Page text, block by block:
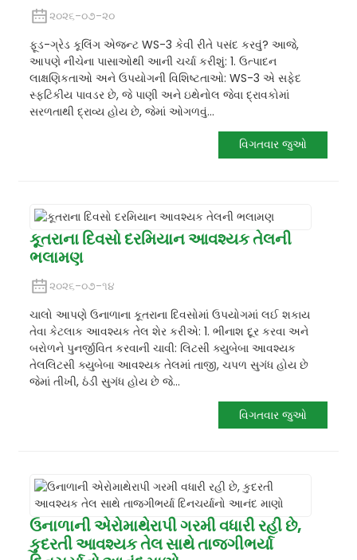
૨૦૨૬-૦૭-૨૦
ફૂડ-ગ્રેડ કૂલિંગ એજન્ટ WS-3 કેવી રીતે પસંદ કરવું? આજે,
આપણે નીચેના પાસાઓથી આની ચર્ચા કરીશું: 1. ઉત્પાદન
લાક્ષણિકતાઓ અને ઉપયોગની વિશિષ્ટતાઓ: WS-3 એ સફેદ
સ્ફટિકીય પાવડર છે, જે પાણી અને ઇથેનોલ જેવા દ્રાવકોમાં
સરળતાથી દ્રાવ્ય હોય છે, જેમાં ઓગળવું...
વિગતવાર જુઓ
કૂતરાના દિવસો દરમિયાન આવશ્યક તેલની
ભલામણ
૨૦૨૬-૦૭-૧૪
ચાલો આપણે ઉનાળાના કૂતરાના દિવસોમાં ઉપયોગમાં લઈ શકાય
તેવા કેટલાક આવશ્યક તેલ શેર કરીએ: 1. ભીનાશ દૂર કરવા અને
બરોળને પુનર્જીવિત કરવાની ચાવી: લિટસી ક્યુબેબા આવશ્યક
તેલલિટસી ક્યુબેબા આવશ્યક તેલમાં તાજી, ચપળ સુગંધ હોય છે
જેમાં તીખી, ઠંડી સુગંધ હોય છે જે...
વિગતવાર જુઓ
ઉનાળાની એરોમાથેરાપી ગરમી વધારી રહી છે,
કુદરતી આવશ્યક તેલ સાથે તાજગીભર્યા